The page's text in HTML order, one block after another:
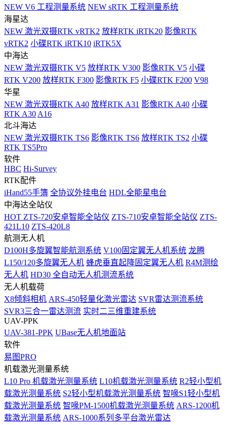
NEW V6 工程测量系统 NEW sRTK 工程测量系统
海星达
NEW 激光双摄RTK vRTK2 放样RTK iRTK20 影像RTK
vRTK2 小碟RTK iRTK10 iRTK5X
中海达
NEW 激光双摄RTK V5 放样RTK V300 影像RTK V5 小碟
RTK V200 放样RTK F300 影像RTK F5 小碟RTK F200 V98
华星
NEW 激光双摄RTK A40 放样RTK A31 影像RTK A40 小碟
RTK A30 A16
北斗海达
NEW 激光双摄RTK TS6 影像RTK TS6 放样RTK TS2 小碟
RTK TS5Pro
软件
HBC Hi-Survey
RTK配件
iHand55手簿 全协议外挂电台 HDL全能星电台
中海达全站仪
HOT ZTS-720安卓智能全站仪 ZTS-710安卓智能全站仪 ZTS-
421L10 ZTS-420L8
航测无人机
D100H多旋翼智能航测系统 V100固定翼无人机系统 龙腾
L150/120多旋翼无人机 蜂虎垂直起降固定翼无人机 R4M测绘
无人机 HD30 全自动无人机测流系统
无人机载荷
X8倾斜相机 ARS-450轻量化激光雷达 SVR雷达测流系统
SVR3三合一雷达测流 实时二三维重建系统
UAV-PPK
UAV-381-PPK UBase无人机地面站
软件
易图PRO
机载激光测量系统
L10 Pro 机载激光测量系统 L10机载激光测量系统 R2轻小型机
载激光测量系统 S2轻小型机载激光测量系统 智喙S1轻小型机
载激光测量系统 智喙PM-1500机载激光测量系统 ARS-1200机
载激光测量系统 ARS-1000系列多平台激光雷达